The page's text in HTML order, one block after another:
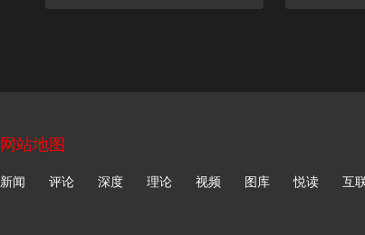
网站地图
新闻 评论 深度 理论 视频 图库 悦读 互